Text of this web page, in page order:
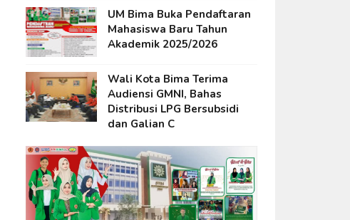
UM Bima Buka Pendaftaran
Mahasiswa Baru Tahun
Akademik 2025/2026
Wali Kota Bima Terima
Audiensi GMNI, Bahas
Distribusi LPG Bersubsidi
dan Galian C